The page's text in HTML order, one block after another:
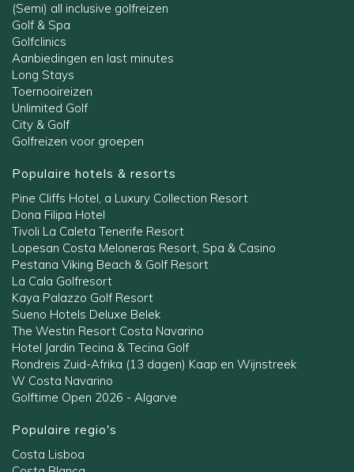
(Semi) all inclusive golfreizen
Golf & Spa
Golfclinics
Aanbiedingen en last minutes
Long Stays
Toernooireizen
Unlimited Golf
City & Golf
Golfreizen voor groepen
Populaire hotels & resorts
Pine Cliffs Hotel, a Luxury Collection Resort
Dona Filipa Hotel
Tivoli La Caleta Tenerife Resort
Lopesan Costa Meloneras Resort, Spa & Casino
Pestana Viking Beach & Golf Resort
La Cala Golfresort
Kaya Palazzo Golf Resort
Sueno Hotels Deluxe Belek
The Westin Resort Costa Navarino
Hotel Jardin Tecina & Tecina Golf
Rondreis Zuid-Afrika (13 dagen) Kaap en Wijnstreek
W Costa Navarino
Golftime Open 2026 - Algarve
Populaire regio's
Costa Lisboa